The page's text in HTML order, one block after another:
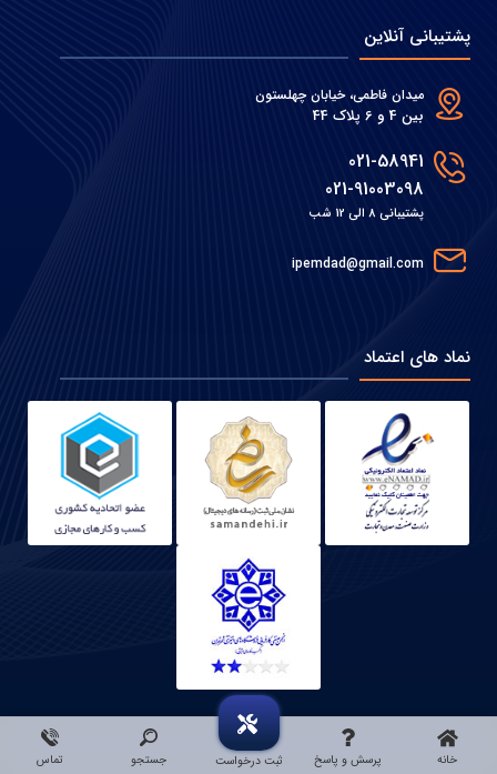
خانه پرسش و پاسخ ثبت درخواست جستجو تماس
پشتیبانی آنلاین
میدان فاطمی، خیابان چهلستون
بین 4 و 6 پلاک 44
021-58941
021-91003098
پشتیبانی 8 الی 12 شب
ipemdad@gmail.com
نماد های اعتماد